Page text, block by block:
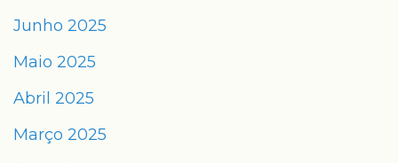
Junho 2025
Maio 2025
Abril 2025
Março 2025